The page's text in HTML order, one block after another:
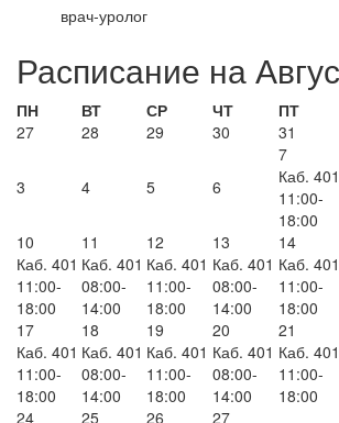
врач-уролог
Расписание на
ПН ВТ СР ЧТ ПТ
27
28 29 30 31
3 4 5 6
7
Каб. 401
11:00-
18:00
10
Каб. 401
11:00-
18:00
11
Каб. 401
08:00-
14:00
12
Каб. 401
11:00-
18:00
13
Каб. 401
08:00-
14:00
14
Каб. 401
11:00-
18:00
17
Каб. 401
11:00-
18:00
18
Каб. 401
08:00-
14:00
19
Каб. 401
11:00-
18:00
20
Каб. 401
08:00-
14:00
21
Каб. 401
11:00-
18:00
24
25
26
27